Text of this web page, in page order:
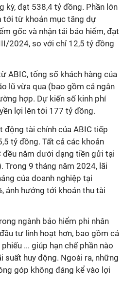
kỳ, đạt 538,4 tỷ đồng. Phần lớn
tới từ khoản mục tăng dự
gốc và nhận tái bảo hiểm, đạt
2024, so với chỉ 12,5 tỷ đồng
ABIC, tổng số khách hàng của
lũ vừa qua (bao gồm cả ngân
hợp. Dự kiến số kinh phí
lợi lên tới 177 tỷ đồng.
động tài chính của ABIC tiếp
tỷ đồng. Tất cả các khoản
đều nằm dưới dạng tiền gửi tại
Trong 9 tháng năm 2024, lãi
của doanh nghiệp tại
ảnh hưởng tới khoản thu tài
ngành bảo hiểm phi nhân
tư linh hoạt hơn, bao gồm cả
... giúp hạn chế phần nào
suất huy động. Ngoài ra, những
góp không đáng kể vào lợi